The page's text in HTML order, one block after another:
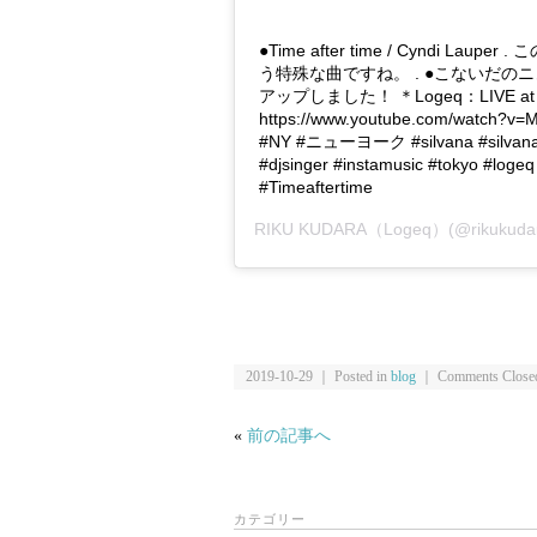
●Time after time / Cyndi Lauper .
う特殊な曲ですね。 . ●こないだの
アップしました！ ＊Logeq：LIVE
https://www.youtube.com/
#NY #ニューヨーク #silvana
#djsinger #instamusic #tokyo
#Timeaftertime
RIKU KUDARA（Logeq）
2019-10-29 ｜ Posted in blog ｜ Comments
« 前の記事へ
カテゴリー